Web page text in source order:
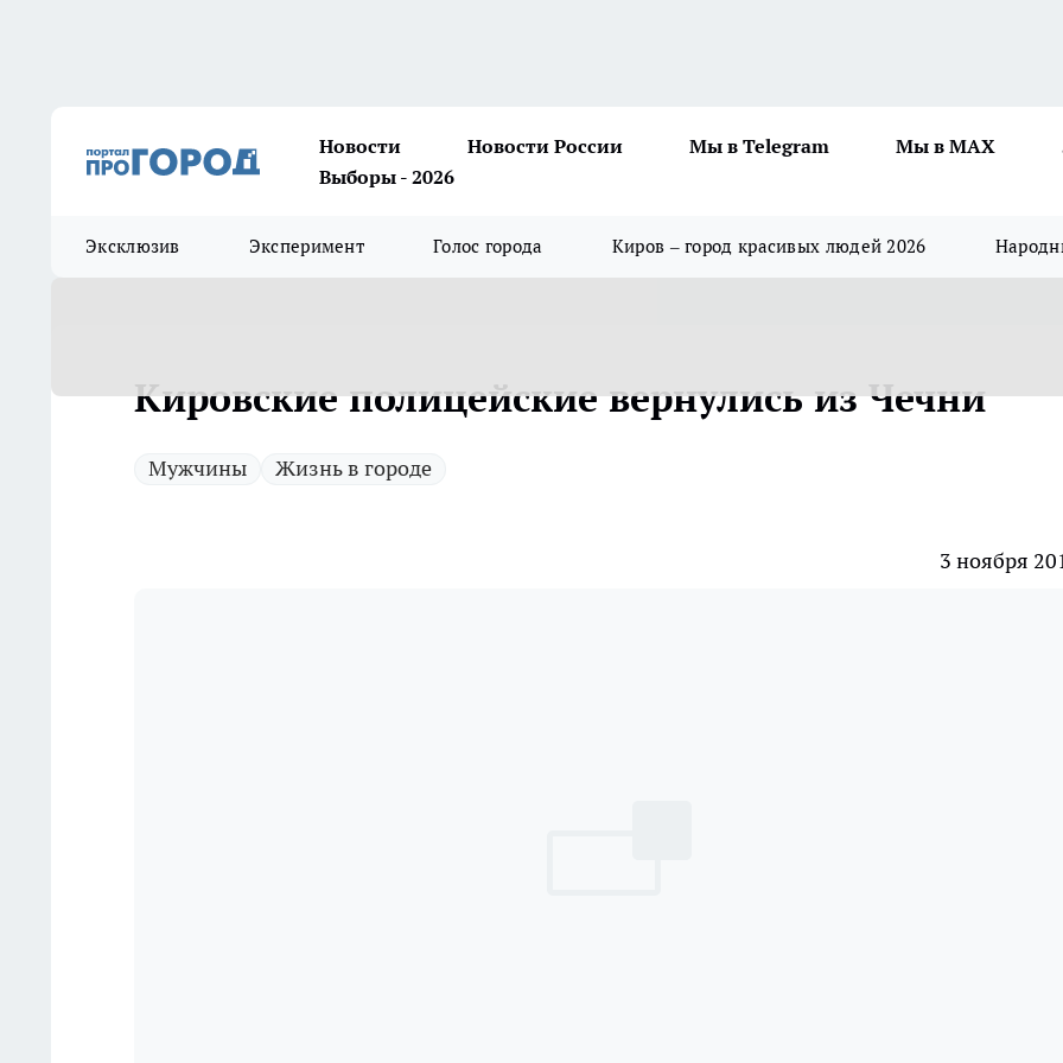
Новости Новости России Мы в Telegram Мы в MAX
Выборы - 2026
Эксклюзив Эксперимент Голос города Киров – город красивых людей 2026
Кировские полицейские вернулись из Чечни
Мужчины Жизнь в городе
3 ноября